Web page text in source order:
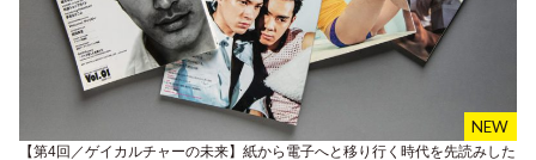
【第4回／ゲイカルチャーの未来】紙から電子へと移り行く時代を先読みした